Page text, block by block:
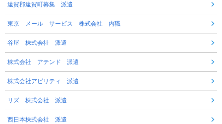
遠賀郡遠賀町募集 派遣
東京 メール サービス 株式会社 内職
谷屋 株式会社 派遣
株式会社 アテンド 派遣
株式会社アビリティ 派遣
リズ 株式会社 派遣
西日本株式会社 派遣